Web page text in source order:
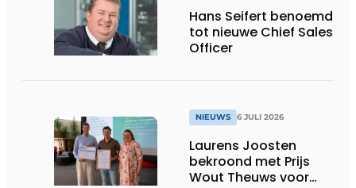
Hans Seifert benoemd
tot nieuwe Chief Sales
Officer
NIEUWS 6 JULI 2026
Laurens Joosten
bekroond met Prijs
Wout Theuws voor